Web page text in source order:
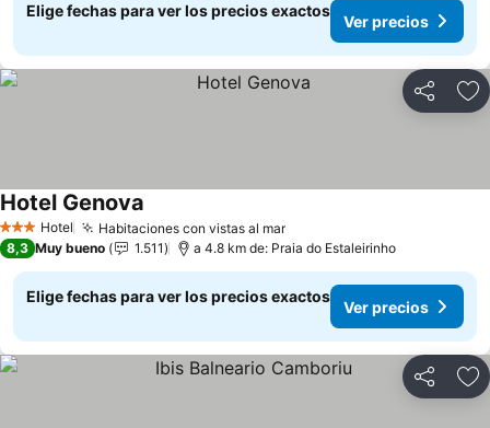
Elige fechas para ver los precios exactos
Ver precios
Compartir
3 Estrellas
Hotel Habitaciones con vistas al mar
Hotel Genova
8,3 Muy bueno 1.511 a 4.8 km de: Praia do Estaleirinho
Elige fechas para ver los precios exactos
Ver precios
Compartir